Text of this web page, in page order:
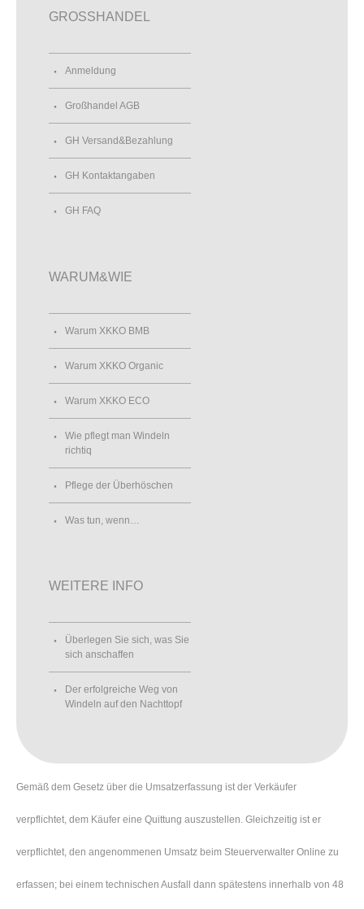
GROSSHANDEL
Anmeldung
Großhandel AGB
GH Versand&Bezahlung
GH Kontaktangaben
GH FAQ
WARUM&WIE
Warum XKKO BMB
Warum XKKO Organic
Warum XKKO ECO
Wie pflegt man Windeln
richtiq
Pflege der Überhöschen
Was tun, wenn…
WEITERE INFO
Überlegen Sie sich, was Sie
sich anschaffen
Der erfolgreiche Weg von
Windeln auf den Nachttopf
Gemäß dem Gesetz über die Umsatzerfassung ist der Verkäufer
verpflichtet, dem Käufer eine Quittung auszustellen. Gleichzeitig ist er
verpflichtet, den angenommenen Umsatz beim Steuerverwalter Online zu
erfassen; bei einem technischen Ausfall dann spätestens innerhalb von 48